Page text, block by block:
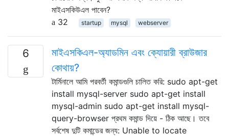
মাইএসকিউএল পাবেন?
32
startup mysql webserver
6
মাইএসকিএল-অ্যাডমিন এবং ক্যোয়ারী ব্রাউজার
কোথায়?
টার্মিনালে আমি পরবর্তী কমান্ডগুলি চালিত করি: sudo apt-get
install mysql-server sudo apt-get install
mysql-admin sudo apt-get install mysql-
query-browser প্রথম কমান্ড দিয়ে - ঠিক আছে। তবে
সর্বশেষ দুটি কমান্ডের জন্য: Unable to locate